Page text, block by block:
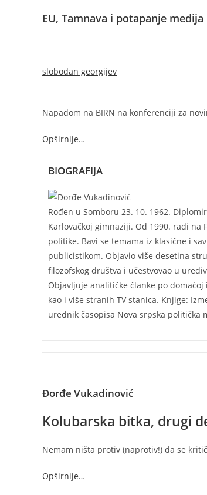
EU, Tamnava i potapanje medija
slobodan georgijev
Napadom na BIRN na konferenciji za
Opširnije…
BIOGRAFIJA
Rođen u Somboru 23. 10. 1962.
Karlovačkoj gimnaziji. Od 1990. radi
politike. Bavi se temama iz klasične i
publicistikom. Objavio više desetina
filozofskog društva i učestvovao u
Objavljuje analitičke članke po
kao i više stranih TV stanica. Knjige:
urednik časopisa Nova srpska politička
Đorđe Vukadinović
Kolubarska bitka, drugi
Nemam ništa protiv (naprotiv!) da se
Opširnije…